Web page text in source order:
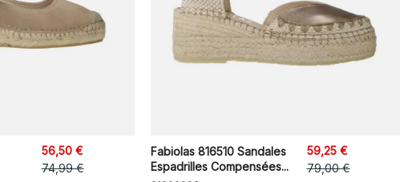
56,50 €
74,99 €
Fabiolas 816510 Sandales
Espadrilles Compensées...
59,25 €
79,00 €